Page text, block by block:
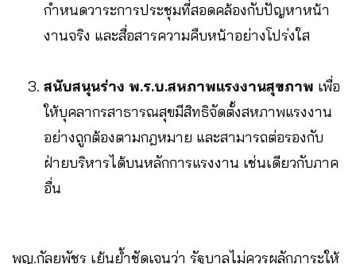
กำหนดวาระการประชุมที่สอดคล้องกับปัญหาหน้า
งานจริง และสื่อสารความคืบหน้าอย่างโปร่งใส
สนับสนุนร่าง พ.ร.บ.สหภาพแรงงานสุขภาพ เพื่อ
ให้บุคลากรสาธารณสุขมีสิทธิจัดตั้งสหภาพแรงงาน
อย่างถูกต้องตามกฎหมาย และสามารถต่อรองกับ
ฝ่ายบริหารได้บนหลักการแรงงาน เช่นเดียวกับภาค
อื่น
พญ.กัลยพัชร เย้นย้ำชัดเจนว่า รัฐบาลไม่ควรผลักภาระให้